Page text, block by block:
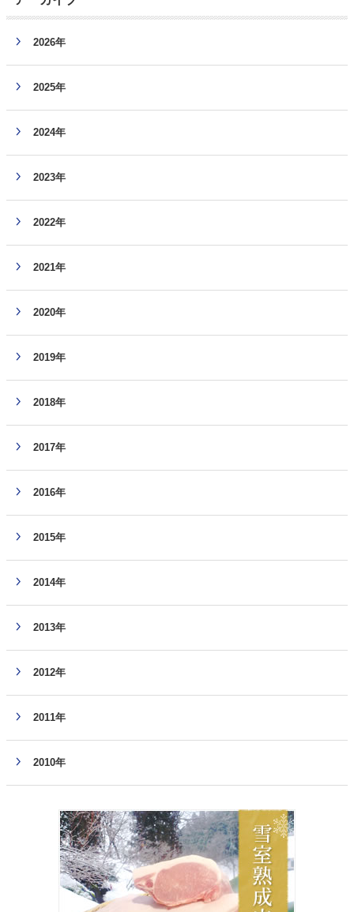
2026年
2025年
2024年
2023年
2022年
2021年
2020年
2019年
2018年
2017年
2016年
2015年
2014年
2013年
2012年
2011年
2010年